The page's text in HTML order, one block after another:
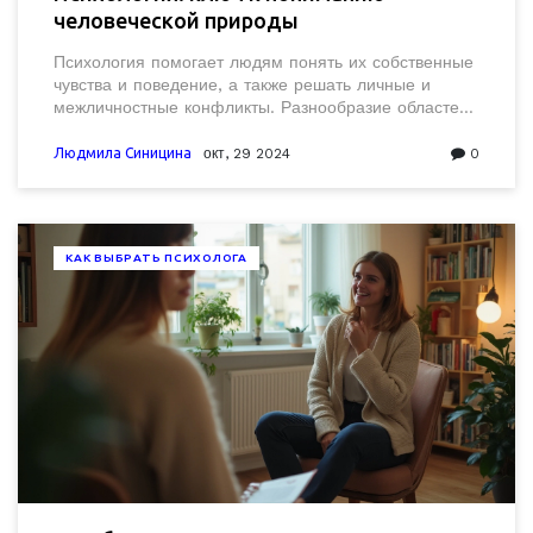
человеческой природы
Психология помогает людям понять их собственные
чувства и поведение, а также решать личные и
межличностные конфликты. Разнообразие областей
педагогические направления. Психологи играют
какие виды специалистов работают в этой сфере и
как выбрать подходящего. Это знание может стать
первым шагом на пути к личному росту.
Людмила Синицина окт, 29 2024 0
КАК ВЫБРАТЬ ПСИХОЛОГА